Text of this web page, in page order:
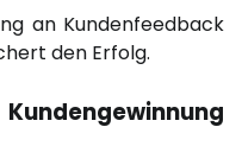
an Kundenfeedback
den Erfolg.